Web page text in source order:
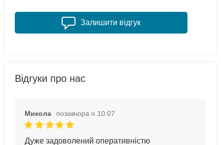
Залишити відгук
Відгуки про нас
Микола позавчора о 10:07
Дуже задоволений оперативністю